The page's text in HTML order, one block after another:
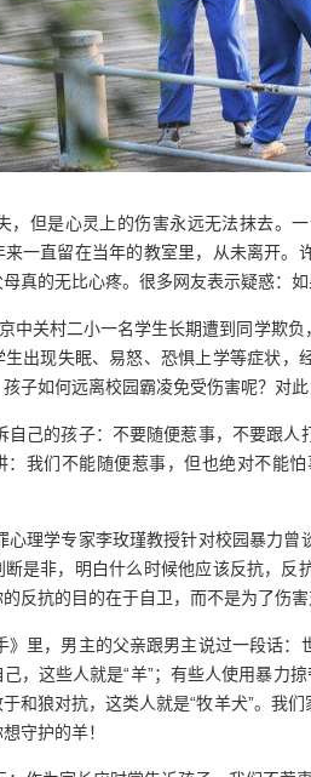
，但是心灵上的伤害永远无法抹去。
来一直留在当年的教室里，从未离开
真的无比心疼。很多网友表示疑惑：
中关村二小一名学生长期遭到同学欺
生出现失眠、易怒、恐惧上学等症状
子如何远离校园霸凌免受伤害呢？对
自己的孩子：不要随便惹事，不要跟人
：我们不能随便惹事，但也绝对不能
心理学专家李玫瑾教授针对校园暴力
是非，明白什么时候他应该反抗，
反抗的目的在于自卫，而不是为了伤害
》里，男主的父亲跟男主说过一段话
，这些人就是“羊”；有些人使用暴力
和狼对抗，这类人就是“牧羊犬”。我
守护的羊！